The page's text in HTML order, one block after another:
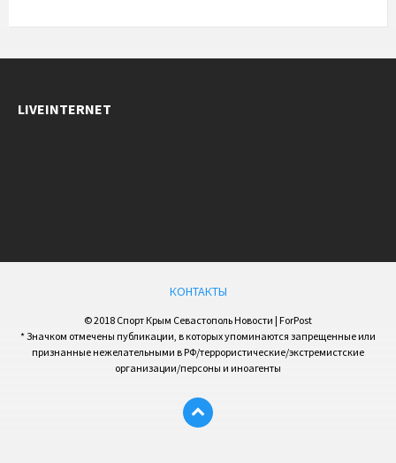
LIVEINTERNET
КОНТАКТЫ
© 2018 Спорт Крым Севастополь Новости | ForPost
* Значком отмечены публикации, в которых упоминаются запрещенные или
признанные нежелательными в РФ/террористические/экстремистские
организации/персоны и иноагенты